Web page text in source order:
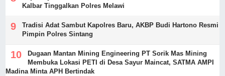
Kalbar Tinggalkan Polres Melawi
Tradisi Adat Sambut Kapolres Baru, AKBP Budi Hartono Resmi
Pimpin Polres Sintang
Dugaan Mantan Mining Engineering PT Sorik Mas Mining
Membuka Lokasi PETI di Desa Sayur Maincat, SATMA AMPI
Madina Minta APH Bertindak